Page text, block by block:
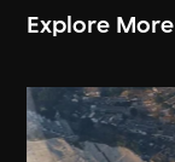
Explore More